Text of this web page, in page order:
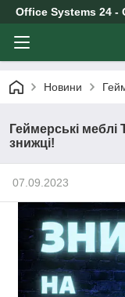
Office Systems 24 -
Новини
Геймерські меблі
знижці!
07.09.2023